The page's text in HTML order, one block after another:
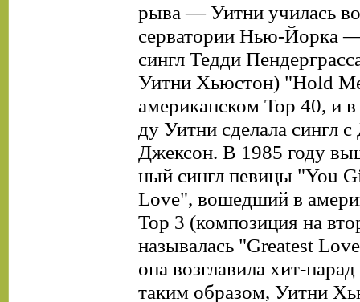
рыва — Уитни училась
серватории Нью-Йорка
сингл Тедди
Уитни Хьюстон) "Hold
американском Тор 40, и
ду Уитни сделала сингл
Джексон. В 1985 году
ный сингл певицы "You
Love", вошедший в
Top 3 (композиция на
называлась "Greatest
она возглавила хит-
таким образом, Уитни